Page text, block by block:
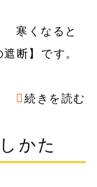
寒くなると
断】です。
続きを読む
かた